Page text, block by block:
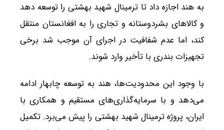
به هند اجازه داد تا ترمینال شهید بهشتی را توسعه دهد
و کالاهای بشردوستانه و تجاری را به افغانستان منتقل
کند، اما عدم شفافیت در اجرای آن موجب شد برخی
تجهیزات بندری با تأخیر وارد شوند.
با وجود این محدودیت‌ها، هند به توسعه چابهار ادامه
می‌دهد و با سرمایه‌گذاری‌های مستقیم و همکاری با
ایران، پروژه ترمینال شهید بهشتی را پیش می‌برد. تکمیل